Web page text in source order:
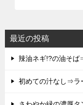
最近の投稿
辣油ネギ!?の油そ
初めての汁なし⇒ラ